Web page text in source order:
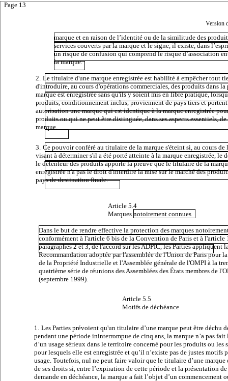
Page 13
Version
marque et en raison de l’identité ou de la similitude des
services couverts par la marque et le signe, il existe, dans
un risque de confusion qui comprend le risque d’association
la marque.
2. Le titulaire d'une marque enregistrée est habilité à empêcher tout
d'introduire, au cours d'opérations commerciales, des produits dans la
marque est enregistrée sans qu'ils y soient mis en libre pratique,
produits, conditionnement inclus, proviennent de pays tiers et portent
autorisation une marque qui est identique à la marque enregistrée
produits ou qui ne peut être distinguée, dans ses aspects essentiels, de
marque.
3. Ce pouvoir conféré au titulaire de la marque s'éteint si, au cours de
visant à déterminer s'il a été porté atteinte à la marque enregistrée, le
le détenteur des produits apporte la preuve que le titulaire de la
enregistrée n'a pas le droit d'interdire la mise sur le marché des
pays de destination finale.
Article 5.4
Marques notoirement connues
Dans le but de rendre effective la protection des marques
conformément à l'article 6 bis de la Convention de Paris et à l'article
paragraphes 2 et 3, de l'accord sur les ADPIC, les Parties appliquent
Recommandation adoptée par l'assemblée de l'Union de Paris pour
de la Propriété Industrielle et l'Assemblée générale de l'OMPI à la
quatrième série de réunions des Assemblées des États membres de
(septembre 1999).
Article 5.5
Motifs de déchéance
1. Les Parties prévoient qu'un titulaire d’une marque peut être déchu
pendant une période ininterrompue de cinq ans, la marque n’a pas fait
d’un usage sérieux dans le territoire concerné pour les produits ou les
pour lesquels elle est enregistrée et qu’il n’existe pas de justes motifs
usage. Toutefois, nul ne peut faire valoir que le titulaire d’une marque
de ses droits si, entre l’expiration de cette période et la présentation
demande en déchéance, la marque a fait l’objet d’un commencement